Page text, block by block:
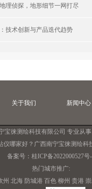
理侦探，地形细节一网打尽
技术创新与产品迭代趋势
关于我们 新闻中心
宝徕测绘科技有限公司 专业从事:
哪家好？广西南宁宝徕测绘
备案号： 桂ICP备2022000527号
热门城市推广:
州 北海 防城港 百色 柳州 贵港